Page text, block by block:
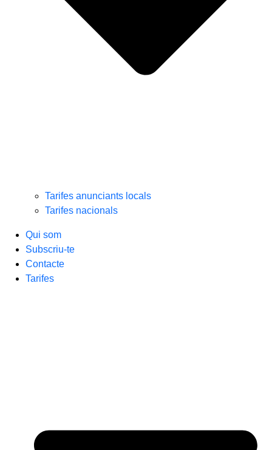
Tarifes anunciants locals
Tarifes nacionals
Qui som
Subscriu-te
Contacte
Tarifes